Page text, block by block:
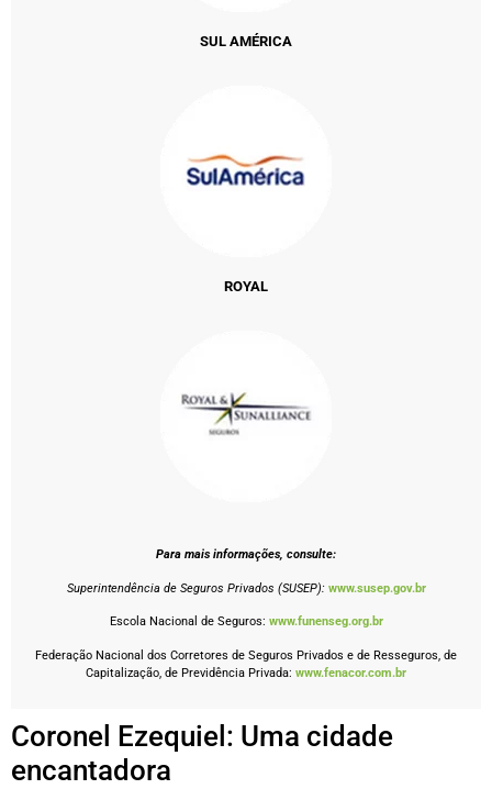
SUL AMÉRICA
ROYAL
Para mais informações, consulte:
Superintendência de Seguros Privados (SUSEP): www.susep.gov.br
Escola Nacional de Seguros: www.funenseg.org.br
Federação Nacional dos Corretores de Seguros Privados e de Resseguros, de
Capitalização, de Previdência Privada: www.fenacor.com.br
Coronel Ezequiel: Uma cidade
encantadora